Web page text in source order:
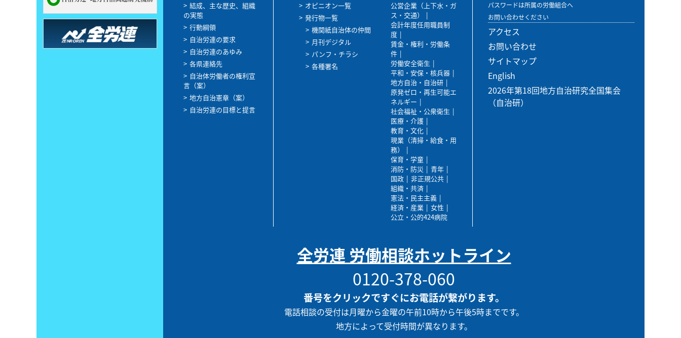
結成、主な歴史、組織
の実態
行動綱領
自治労連の要求
自治労連のあゆみ
各県連絡先
自治体労働者の権利宣
言（案）
地方自治憲章（案）
自治労連の目標と提言
オピニオン一覧
発行物一覧
機関紙自治体の仲間
月刊デジタル
パンフ・チラシ
各種署名
公営企業（上下水・ガ
ス・交通）
会計年度任用職員制
度
賃金・権利・労働条
件
労働安全衛生
平和・安保・核兵器
地方自治・自治研
原発ゼロ・再生可能エ
ネルギー
社会福祉・公衆衛生
医療・介護
教育・文化
現業（清掃・給食・用
務）
保育・学童
消防・防災
青年
国政
非正規公共
組織・共済
憲法・民主主義
経済・産業
女性
公立・公的424病院
パスワードは所属の労働組合へ
お問い合わせください
アクセス
お問い合わせ
サイトマップ
English
2026年第18回地方自治研究全国集会
（自治研）
全労連 労働相談ホットライン
0120-378-060
番号をクリックですぐにお電話が繋がります。
電話相談の受付は月曜から金曜の午前10時から午後5時までです。
地方によって受付時間が異なります。